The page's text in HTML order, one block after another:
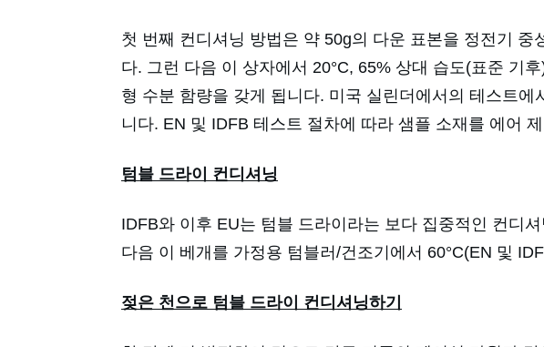
첫 번째 컨디셔닝 방법은 약 50g의 다운 표본을 정전기
다. 그런 다음 이 상자에서 20°C, 65% 상대 습도(표준 기
형 수분 함량을 갖게 됩니다. 미국 실린더에서의 테스트
니다. EN 및 IDFB 테스트 절차에 따라 샘플 소재를 에어
텀블 드라이 컨디셔닝
IDFB와 이후 EU는 텀블 드라이라는 보다 집중적인 컨디
다음 이 베개를 가정용 텀블러/건조기에서 60°C(EN 및
젖은 천으로 텀블 드라이 컨디셔닝하기